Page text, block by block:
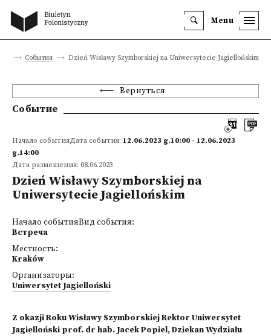
Menu
События Dzień Wisławy Szymborskiej na Uniwersytecie Jagiellońskim
Вернуться
Событие
Начало событияДата события: 12.06.2023 g.10:00 - 12.06.2023
g.14:00
Дата размещения: 08.06.2023
Dzień Wisławy Szymborskiej na
Uniwersytecie Jagiellońskim
Начало событияВид события:
Встреча
Местность:
Kraków
Организаторы:
Uniwersytet Jagielloński
Z okazji Roku Wisławy Szymborskiej Rektor Uniwersytet
Jagielloński prof. dr hab. Jacek Popiel, Dziekan Wydziału